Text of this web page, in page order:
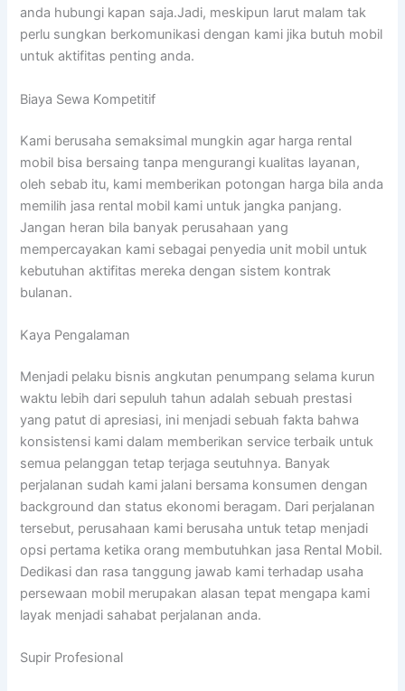
anda hubungi kapan saja.Jadi, meskipun larut malam tak
perlu sungkan berkomunikasi dengan kami jika butuh mobil
untuk aktifitas penting anda.
Biaya Sewa Kompetitif
Kami berusaha semaksimal mungkin agar harga rental
mobil bisa bersaing tanpa mengurangi kualitas layanan,
oleh sebab itu, kami memberikan potongan harga bila anda
memilih jasa rental mobil kami untuk jangka panjang.
Jangan heran bila banyak perusahaan yang
mempercayakan kami sebagai penyedia unit mobil untuk
kebutuhan aktifitas mereka dengan sistem kontrak
bulanan.
Kaya Pengalaman
Menjadi pelaku bisnis angkutan penumpang selama kurun
waktu lebih dari sepuluh tahun adalah sebuah prestasi
yang patut di apresiasi, ini menjadi sebuah fakta bahwa
konsistensi kami dalam memberikan service terbaik untuk
semua pelanggan tetap terjaga seutuhnya. Banyak
perjalanan sudah kami jalani bersama konsumen dengan
background dan status ekonomi beragam. Dari perjalanan
tersebut, perusahaan kami berusaha untuk tetap menjadi
opsi pertama ketika orang membutuhkan jasa Rental Mobil.
Dedikasi dan rasa tanggung jawab kami terhadap usaha
persewaan mobil merupakan alasan tepat mengapa kami
layak menjadi sahabat perjalanan anda.
Supir Profesional